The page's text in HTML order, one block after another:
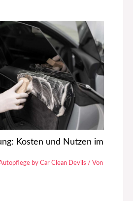
Kosten und Nutzen im
by Car Clean Devils / Von